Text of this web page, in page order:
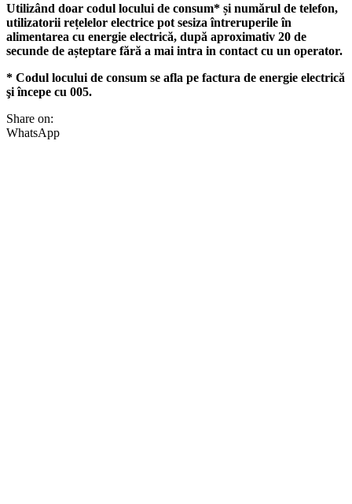
Utilizând doar codul locului de consum* și numărul de telefon,
utilizatorii rețelelor electrice pot sesiza întreruperile în
alimentarea cu energie electrică, după aproximativ 20 de
secunde de așteptare fără a mai intra in contact cu un operator.
* Codul locului de consum se afla pe factura de energie electrică
şi începe cu 005.
Share on:
WhatsApp